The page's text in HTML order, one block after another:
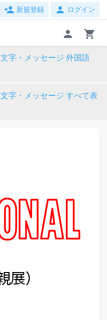
person_add 新規登録 person ログイン
person shopping_cart
文字・メッセージ 外国語
文字・メッセージ すべて表